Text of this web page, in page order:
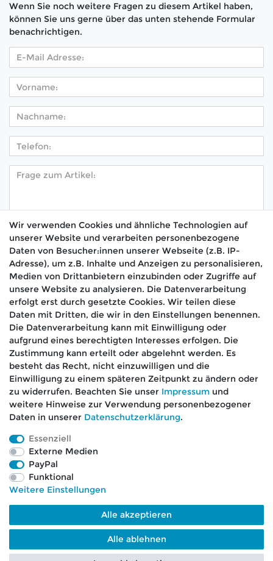
Wenn Sie noch weitere Fragen zu diesem Artikel haben,
können Sie uns gerne über das unten stehende Formular
benachrichtigen.
Hiermit bestätige ich, dass ich dieDaten­schutz­
erklärung gelesen habe. *
Absenden
🚚 Schneller Versand
📦 Kostenloser Versand ab 75 €
📞 Kostenlose Beratung per Telefon &
WhatsApp
Impressum
Barrierefreiheitserklärung
VERTRAG WIDERRUFEN Kontakt
Wir verwenden Cookies und ähnliche Technologien auf
unserer Website und verarbeiten personenbezogene
Daten von Besucher:innen unserer Webseite (z.B. IP-
Adresse), um z.B. Inhalte und Anzeigen zu personalisieren,
Medien von Drittanbietern einzubinden oder Zugriffe auf
unsere Website zu analysieren. Die Datenverarbeitung
erfolgt erst durch gesetzte Cookies. Wir teilen diese
Daten mit Dritten, die wir in den Einstellungen benennen.
Die Datenverarbeitung kann mit Einwilligung oder
aufgrund eines berechtigten Interesses erfolgen. Die
Zustimmung kann erteilt oder abgelehnt werden. Es
besteht das Recht, nicht einzuwilligen und die
Einwilligung zu einem späteren Zeitpunkt zu ändern oder
zu widerrufen. Beachten Sie unser Impressum und
weitere Hinweise zur Verwendung personenbezogener
Daten in unserer Daten­schutz­erklärung.
Essenziell
Externe Medien
PayPal
Funktional
Weitere Einstellungen
Alle akzeptieren
Alle ablehnen